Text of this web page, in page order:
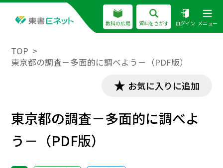
教科の広場 資料をさがす ログイン メニュー
TOP
東京都の調査－多面的に調べよう－（PDF版）
お気に入りに追加
東京都の調査－多面的に調べよ
う－（PDF版）